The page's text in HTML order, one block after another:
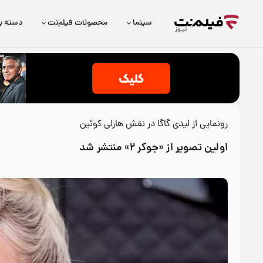
سینما محصولات فیلم‌نت دسته
رونمایی از لیدی گاگا در نقش هارلی کوئین
اولین تصویر از «جوکر ۲» منتشر شد